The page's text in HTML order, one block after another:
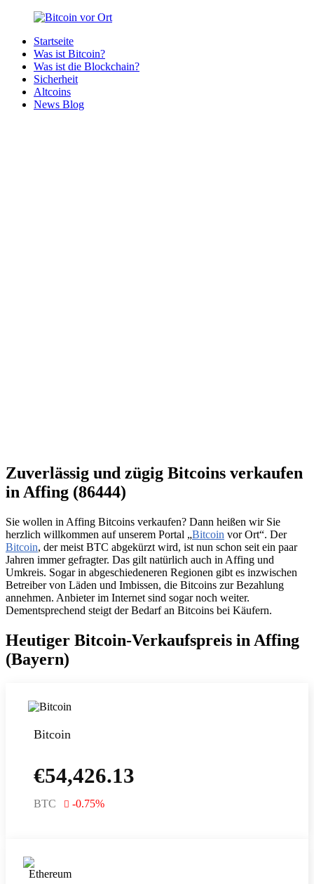
Zurück
Inhalt
Bitcoin
Bitcoins
deiner
Region
Startseite
Was ist Bitcoin?
Was ist die Blockchain?
Sicherheit
Altcoins
News Blog
Zuverlässig und zügig Bitcoins verkaufen
in Affing (86444)
Sie wollen in Affing Bitcoins verkaufen? Dann heißen wir Sie
herzlich willkommen auf unserem Portal „Bitcoin vor Ort“. Der
Bitcoin, der meist BTC abgekürzt wird, ist nun schon seit ein paar
Jahren immer gefragter. Das gilt natürlich auch in Affing und
Umkreis. Sogar in abgeschiedeneren Regionen gibt es inzwischen
Betreiber von Läden und Imbissen, die Bitcoins zur Bezahlung
annehmen. Anbieter im Internet sind sogar noch weiter.
Dementsprechend steigt der Bedarf an Bitcoins bei Käufern.
Heutiger Bitcoin-Verkaufspreis in Affing
(Bayern)
Bitcoin
€54,426.13
BTC -0.75%